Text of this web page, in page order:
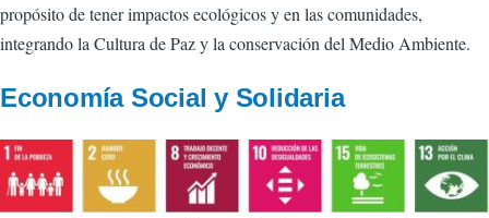
propósito de tener impactos ecológicos y en las comunidades,
integrando la Cultura de Paz y la conservación del Medio Ambiente.
Economía Social y Solidaria